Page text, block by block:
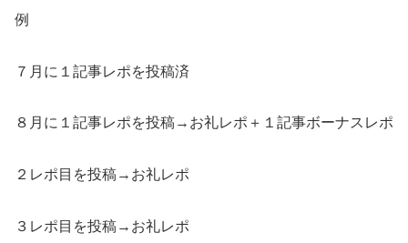
例
７月に１記事レポを投稿済
８月に１記事レポを投稿→お礼レポ＋１記事ボーナスレポ
２レポ目を投稿→お礼レポ
３レポ目を投稿→お礼レポ